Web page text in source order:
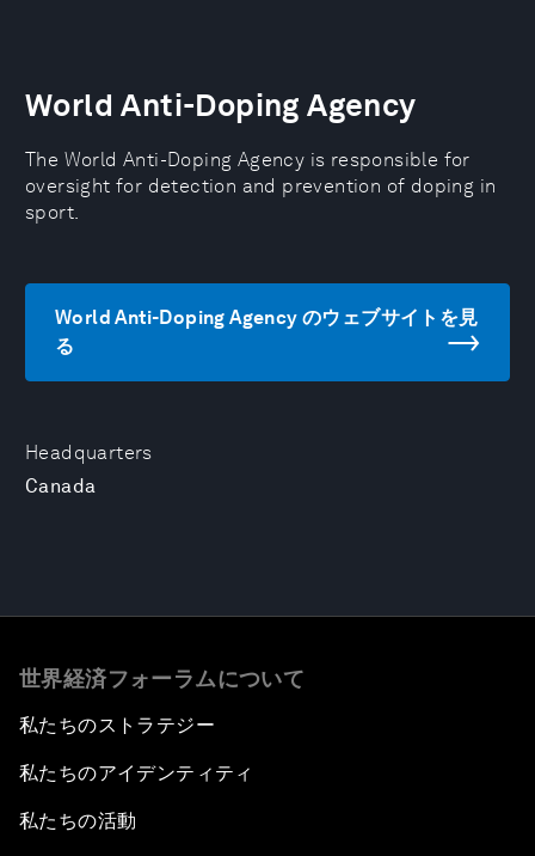
Headquarters
Canada
World Anti-Doping Agency
The World Anti-Doping Agency is responsible for
oversight for detection and prevention of doping in
sport.
World Anti-Doping Agency のウェブサイトを見
る
世界経済フォーラムについて
私たちのストラテジー
私たちのアイデンティティ
私たちの活動